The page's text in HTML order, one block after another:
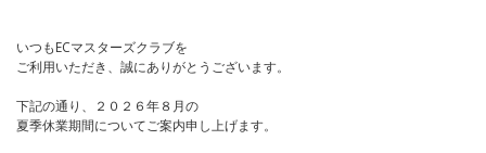
いつもECマスターズクラブを
ご利用いただき、誠にありがとうございます。
下記の通り、２０２６年８月の
夏季休業期間についてご案内申し上げます。